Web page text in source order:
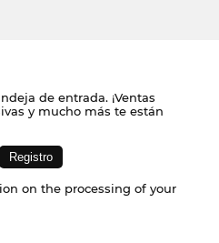
de entrada. ¡Ventas
y mucho más te están
on the processing of your